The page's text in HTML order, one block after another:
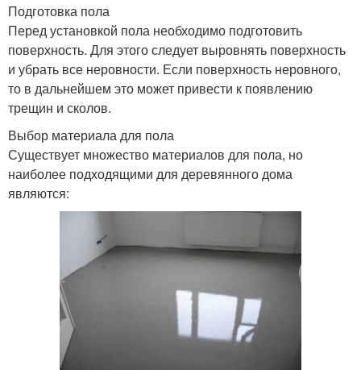
Подготовка пола
Перед установкой пола необходимо подготовить
поверхность. Для этого следует выровнять поверхность
и убрать все неровности. Если поверхность неровного,
то в дальнейшем это может привести к появлению
трещин и сколов.
Выбор материала для пола
Существует множество материалов для пола, но
наиболее подходящими для деревянного дома
являются: